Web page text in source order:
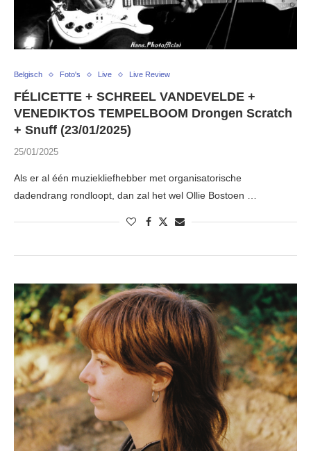
Belgisch Foto's Live Live Review
FÉLICETTE + SCHREEL VANDEVELDE +
VENEDIKTOS TEMPELBOOM Drongen Scratch
+ Snuff (23/01/2025)
25/01/2025
Als er al één muziekliefhebber met organisatorische
dadendrang rondloopt, dan zal het wel Ollie Bostoen …